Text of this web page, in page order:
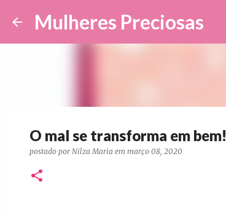
Mulheres Preciosas
O mal se transforma em bem!
postado por Nilza Maria em março 08, 2020